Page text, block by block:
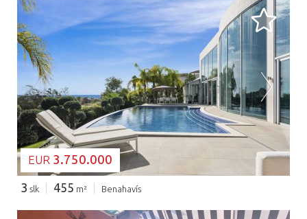
BEZIG MET LADEN...
EUR 3.750.000
3 slk 455 m² Benahavís